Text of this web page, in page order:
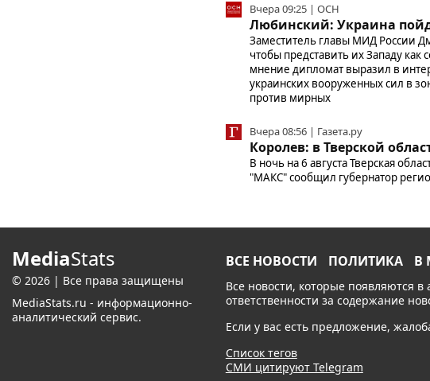
Вчера 09:25 | ОСН
Любинский: Украина
Заместитель главы МИД России
чтобы представить их Западу
мнение дипломат выразил в
украинских вооруженных сил в
против мирных
Вчера 08:56 | Газета.ру
Королев: в Тверской
В ночь на 6 августа Тверская
"МАКС" сообщил губернатор
MediaStats
© 2026 | Все права защищены
MediaStats.ru - информационно-
аналитический сервис.
ВСЕ НОВОСТИ ПОЛИТИКА В
Все новости, которые появляются
ответственности за содержание
Если у вас есть предложение,
Список тегов
СМИ цитируют Telegram